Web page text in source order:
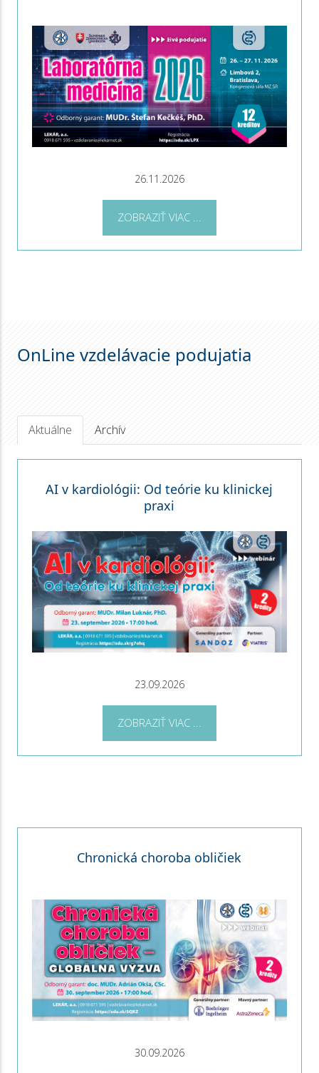
26.11.2026
ZOBRAZIŤ VIAC ...
OnLine vzdelávacie podujatia
Aktuálne Archív
AI v kardiológii: Od teórie ku klinickej
praxi
23.09.2026
ZOBRAZIŤ VIAC ...
Chronická choroba obličiek
30.09.2026